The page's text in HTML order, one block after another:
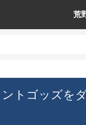
荒
トゴッズを